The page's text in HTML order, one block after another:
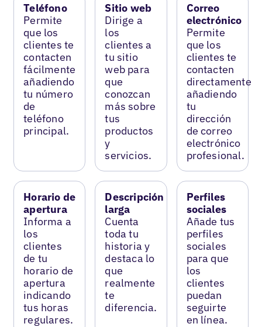
Teléfono
Permite
que los
clientes te
contacten
fácilmente
añadiendo
tu número
de
teléfono
principal.
Sitio web
Dirige a
los
clientes a
tu sitio
web para
que
conozcan
más sobre
tus
productos
y
servicios.
Correo
electrónico
Permite
que los
clientes te
contacten
directamente
añadiendo
tu
dirección
de correo
electrónico
profesional.
Horario de
apertura
Informa a
los
clientes
de tu
horario de
apertura
indicando
tus horas
regulares.
Descripción
larga
Cuenta
toda tu
historia y
destaca lo
que
realmente
te
diferencia.
Perfiles
sociales
Añade tus
perfiles
sociales
para que
los
clientes
puedan
seguirte
en línea.